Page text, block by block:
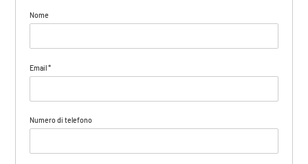
Nome
Email*
Numero di telefono